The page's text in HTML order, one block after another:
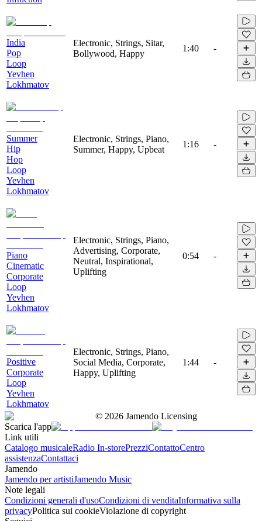
India
Pop
Loop
Yevhen
Lokhmatov
Electronic, Strings, Sitar,
Bollywood, Happy
1:40 -
Summer
Hip
Hop
Loop
Yevhen
Lokhmatov
Electronic, Strings, Piano,
Summer, Happy, Upbeat
1:16 -
Piano
Cinematic
Corporate
Loop
Yevhen
Lokhmatov
Electronic, Strings, Piano,
Advertising, Corporate,
Neutral, Inspirational,
Uplifting
0:54 -
Positive
Corporate
Loop
Yevhen
Lokhmatov
Electronic, Strings, Piano,
Social Media, Corporate,
Happy, Uplifting
1:44 -
© 2026 Jamendo Licensing
Scarica l'app
Link utili
Catalogo musicaleRadio In-storePrezziContattoCentro
assistenzaContattaci
Jamendo
Jamendo per artistiJamendo Music
Note legali
Condizioni generali d'usoCondizioni di venditaInformativa sulla
privacyPolitica sui cookieViolazione di copyright